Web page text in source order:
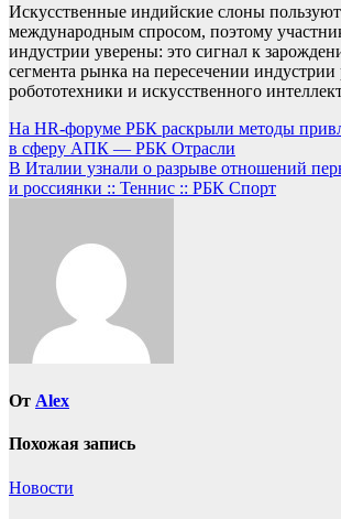
Искусственные индийские слоны
международным спросом, поэтому
индустрии уверены: это сигнал к
сегмента рынка на пересечении индустрии
робототехники и искусственного
Навигация
по
записям
На HR-форуме РБК раскрыли методы
в сферу АПК — РБК Отрасли
В Италии узнали о разрыве отношений
и россиянки :: Теннис :: РБК Спорт
От Alex
Похожая запись
Новости